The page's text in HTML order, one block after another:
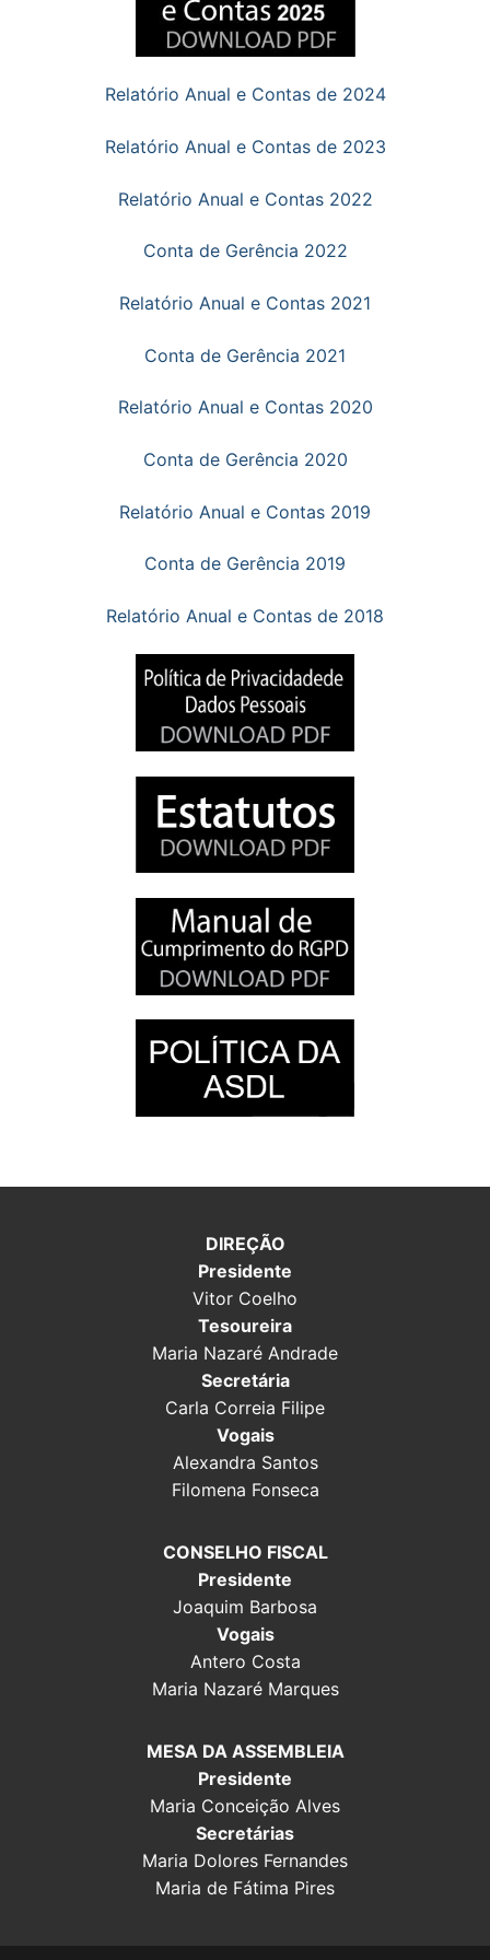
Relatório Anual e Contas de 2024
Relatório Anual e Contas de 2023
Relatório Anual e Contas 2022
Conta de Gerência 2022
Relatório Anual e Contas 2021
Conta de Gerência 2021
Relatório Anual e Contas 2020
Conta de Gerência 2020
Relatório Anual e Contas 2019
Conta de Gerência 2019
Relatório Anual e Contas de 2018
DIREÇÃO
Presidente
Vitor Coelho
Tesoureira
Maria Nazaré Andrade
Secretária
Carla Correia Filipe
Vogais
Alexandra Santos
Filomena Fonseca
CONSELHO FISCAL
Presidente
Joaquim Barbosa
Vogais
Antero Costa
Maria Nazaré Marques
MESA DA ASSEMBLEIA
Presidente
Maria Conceição Alves
Secretárias
Maria Dolores Fernandes
Maria de Fátima Pires